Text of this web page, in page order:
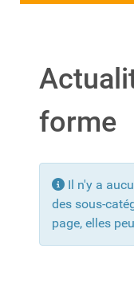
forme
Info
Il n'y a
des sous-
page, elles